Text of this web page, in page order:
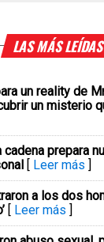
LAS MÁS LEÍDAS
un reality de
un misterio
cadena prepara
[ Leer más ]
a los dos
[ Leer más ]